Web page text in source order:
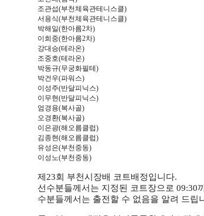
조관섭(부천체육관테니스클)
서용식(부천체육관테니스클)
박해일(한아름2차)
이희중(한아름2차)
강대승(테라온)
조중호(테라온)
박동규(무궁화필테 )
박건우(파워스)
이성주(반달피닉스)
이무현(반달피닉스)
엄경용(복사골)
오경환(복사골)
이은광(해오름클럽)
김종현(해오름클럽)
유성은(부천중동)
이성노(부천중동)
제 23회 부천시장배 코트배정입니다.
선수분들께서는 지정된 코트장으로 09:30
수분들께서는 출전할 수 없음을 알려 드립